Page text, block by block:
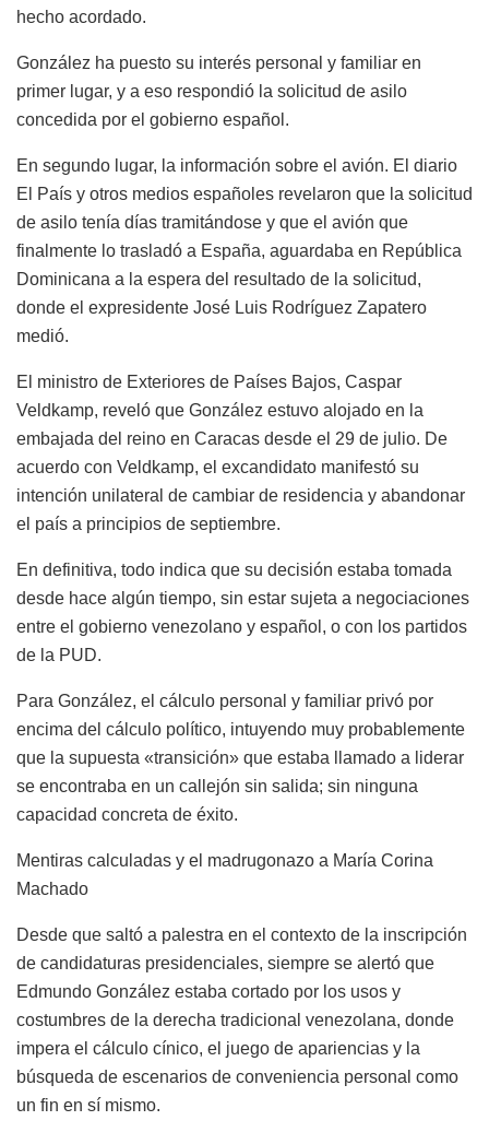
hecho acordado.
González ha puesto su interés personal y familiar en
primer lugar, y a eso respondió la solicitud de asilo
concedida por el gobierno español.
En segundo lugar, la información sobre el avión. El diario
El País y otros medios españoles revelaron que la solicitud
de asilo tenía días tramitándose y que el avión que
finalmente lo trasladó a España, aguardaba en República
Dominicana a la espera del resultado de la solicitud,
donde el expresidente José Luis Rodríguez Zapatero
medió.
El ministro de Exteriores de Países Bajos, Caspar
Veldkamp, reveló que González estuvo alojado en la
embajada del reino en Caracas desde el 29 de julio. De
acuerdo con Veldkamp, el excandidato manifestó su
intención unilateral de cambiar de residencia y abandonar
el país a principios de septiembre.
En definitiva, todo indica que su decisión estaba tomada
desde hace algún tiempo, sin estar sujeta a negociaciones
entre el gobierno venezolano y español, o con los partidos
de la PUD.
Para González, el cálculo personal y familiar privó por
encima del cálculo político, intuyendo muy probablemente
que la supuesta «transición» que estaba llamado a liderar
se encontraba en un callejón sin salida; sin ninguna
capacidad concreta de éxito.
Mentiras calculadas y el madrugonazo a María Corina
Machado
Desde que saltó a palestra en el contexto de la inscripción
de candidaturas presidenciales, siempre se alertó que
Edmundo González estaba cortado por los usos y
costumbres de la derecha tradicional venezolana, donde
impera el cálculo cínico, el juego de apariencias y la
búsqueda de escenarios de conveniencia personal como
un fin en sí mismo.